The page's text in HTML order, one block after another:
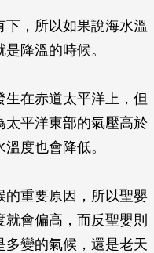
，所以如果說海水溫
降溫的時候。
生在赤道太平洋上，但
太平洋東部的氣壓高於
度也會降低。
的重要原因，所以聖嬰
會偏高，而反聖嬰則
多變的氣候，還是老天